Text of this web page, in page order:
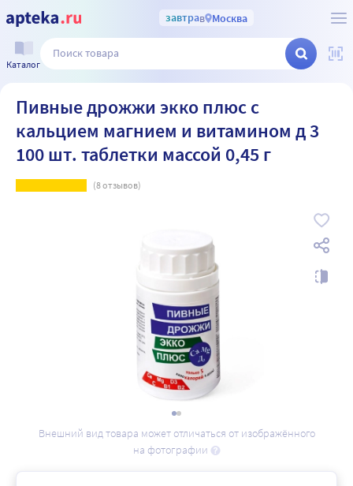
завтрав Москва
Каталог
Пивные дрожжи экко плюс с
кальцием магнием и витамином д 3
100 шт. таблетки массой 0,45 г
(8отзывов)
Внешний вид товара может отличаться от изображённого
на фотографии